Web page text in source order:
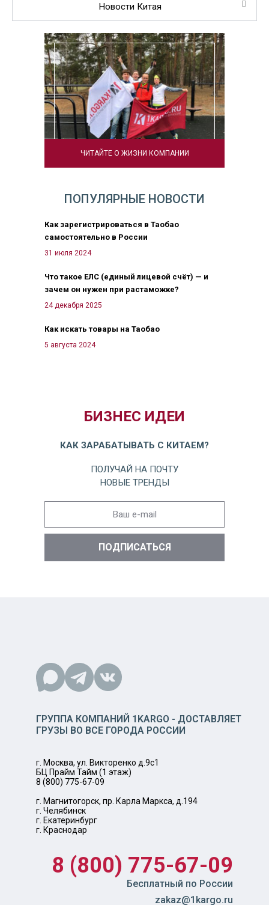
Новости Китая
ЧИТАЙТЕ О ЖИЗНИ КОМПАНИИ
ПОПУЛЯРНЫЕ НОВОСТИ
Как зарегистрироваться в Таобао
самостоятельно в России
31 июля 2024
Что такое ЕЛС (единый лицевой счёт) — и
зачем он нужен при растаможке?
24 декабря 2025
Как искать товары на Таобао
5 августа 2024
БИЗНЕС ИДЕИ
КАК ЗАРАБАТЫВАТЬ С КИТАЕМ?
ПОЛУЧАЙ НА ПОЧТУ
НОВЫЕ ТРЕНДЫ
ГРУППА КОМПАНИЙ 1KARGO - ДОСТАВЛЯЕТ
ГРУЗЫ ВО ВСЕ ГОРОДА РОССИИ
г. Москва, ул. Викторенко д.9с1
БЦ Прайм Тайм (1 этаж)
8 (800) 775-67-09
г. Магнитогорск, пр. Карла Маркса, д.194
г. Челябинск
г. Екатеринбург
г. Краснодар
8 (800) 775-67-09
Бесплатный по России
zakaz@1kargo.ru